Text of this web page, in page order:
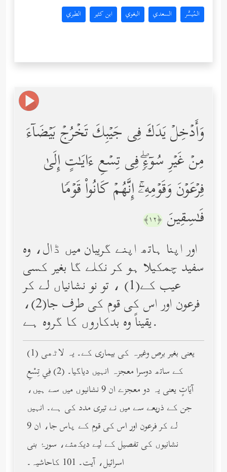
المُيسَّر السعدي البغوي ابن كثير الطبري
وَأَدۡخِلۡ یَدَكَ فِی جَیۡبِكَ تَخۡرُجۡ بَیۡضَاۤءَ
مِنۡ غَیۡرِ سُوۤءࣲۖ فِی تِسۡعِ ءَایَـٰتٍ إِلَىٰ
فِرۡعَوۡنَ وَقَوۡمِهِۦۤۚ إِنَّهُمۡ كَانُواْ قَوۡمࣰا
فَـٰسِقِینَ ﴿١٢﴾
اور اپنا ہاتھ اپنے گریبان میں ڈال، وه
سفید چمکیلا ہو کر نکلے گا بغیر کسی
عیب کے(1) ، تو نو نشانیاں لے کر
فرعون اور اس کی قوم کی طرف جا(2)،
یقیناً وه بدکاروں کا گروه ہے.
(1) یعنی بغیر برص وغیرہ کی بیماری کے۔ یہ لاٹھی
کے ساتھ دوسرا معجزہ انہیں دیاگیا۔ (2) فِي تِسْعِ
آيَاتٍ یعنی یہ دو معجزے ان 9 نشانیوں میں سے ہیں،
جن کے ذریعے سے میں نے تیری مدد کی ہے۔ انہیں
لے کر فرعون اور اس کی قوم کے پاس جا، ان 9
نشانیوں کی تفصیل کے لیے دیکھئے، سورۂ بنی
اسرائیل، آیت۔ 101 کاحاشیہ۔